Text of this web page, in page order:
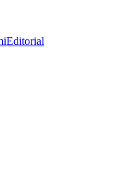
Editorial